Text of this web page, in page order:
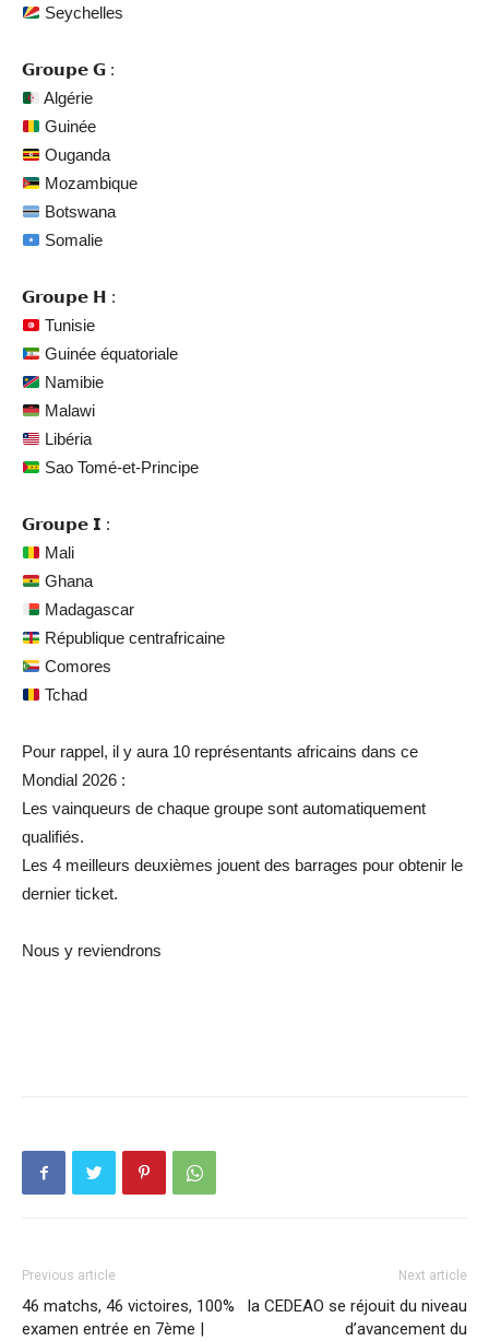
Seychelles
𝗚𝗿𝗼𝘂𝗽𝗲 𝗚 :
Algérie
Guinée
Ouganda
Mozambique
Botswana
Somalie
𝗚𝗿𝗼𝘂𝗽𝗲 𝗛 :
Tunisie
Guinée équatoriale
Namibie
Malawi
Libéria
Sao Tomé-et-Principe
𝗚𝗿𝗼𝘂𝗽𝗲 𝗜 :
Mali
Ghana
Madagascar
République centrafricaine
Comores
Tchad
Pour rappel, il y aura 10 représentants africains dans ce
Mondial 2026 :
Les vainqueurs de chaque groupe sont automatiquement
qualifiés.
Les 4 meilleurs deuxièmes jouent des barrages pour obtenir le
dernier ticket.
Nous y reviendrons
Previous article
46 matchs, 46 victoires, 100%
examen entrée en 7ème |
Next article
la CEDEAO se réjouit du niveau
d’avancement du